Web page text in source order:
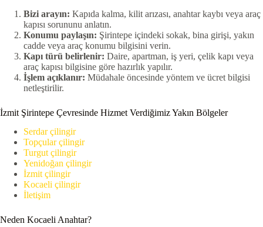
Bizi arayın: Kapıda kalma, kilit arızası, anahtar kaybı veya araç
kapısı sorununu anlatın.
Konumu paylaşın: Şirintepe içindeki sokak, bina girişi, yakın
cadde veya araç konumu bilgisini verin.
Kapı türü belirlenir: Daire, apartman, iş yeri, çelik kapı veya
araç kapısı bilgisine göre hazırlık yapılır.
İşlem açıklanır: Müdahale öncesinde yöntem ve ücret bilgisi
netleştirilir.
İzmit Şirintepe Çevresinde Hizmet Verdiğimiz Yakın Bölgeler
Serdar çilingir
Topçular çilingir
Turgut çilingir
Yenidoğan çilingir
İzmit çilingir
Kocaeli çilingir
İletişim
Neden Kocaeli Anahtar?